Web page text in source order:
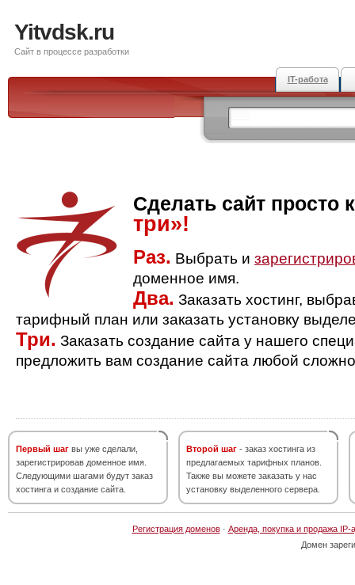
Yitvdsk.ru
Сайт в процессе разработки
IT-работа
Сделать сайт просто
три»!
Раз. Выбрать и
доменное имя.
Два. Заказать хостинг,
тарифный план или заказать установку
Три. Заказать создание сайта у нашего
предложить вам создание сайта любой
Первый шаг вы уже сделали,
зарегистрировав доменное имя.
Следующими шагами будут заказ
хостинга и создание сайта.
Второй шаг - заказ хостинга из
предлагаемых тарифных планов.
Также вы можете заказать у нас
установку выделенного сервера.
Регистрация доменов· Аренда, покупка и продажа IP-
Домен